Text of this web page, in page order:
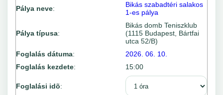
Pálya neve:
Bikás szabadtéri salakos
1-es pálya
Pálya típusa:
Bikás domb Teniszklub
(1115 Budapest, Bártfai
utca 52/B)
Foglalás dátuma:
2026. 06. 10.
Foglalás kezdete: 15:00
Foglalási idõ: